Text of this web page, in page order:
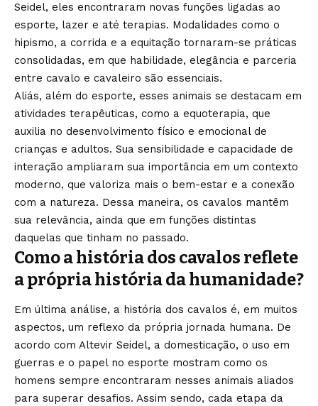
Seidel, eles encontraram novas funções ligadas ao
esporte, lazer e até terapias. Modalidades como o
hipismo, a corrida e a equitação tornaram-se práticas
consolidadas, em que habilidade, elegância e parceria
entre cavalo e cavaleiro são essenciais.
Aliás, além do esporte, esses animais se destacam em
atividades terapêuticas, como a equoterapia, que
auxilia no desenvolvimento físico e emocional de
crianças e adultos. Sua sensibilidade e capacidade de
interação ampliaram sua importância em um contexto
moderno, que valoriza mais o bem-estar e a conexão
com a natureza. Dessa maneira, os cavalos mantêm
sua relevância, ainda que em funções distintas
daquelas que tinham no passado.
Como a história dos cavalos reflete
a própria história da humanidade?
Em última análise, a história dos cavalos é, em muitos
aspectos, um reflexo da própria jornada humana. De
acordo com Altevir Seidel, a domesticação, o uso em
guerras e o papel no esporte mostram como os
homens sempre encontraram nesses animais aliados
para superar desafios. Assim sendo, cada etapa da